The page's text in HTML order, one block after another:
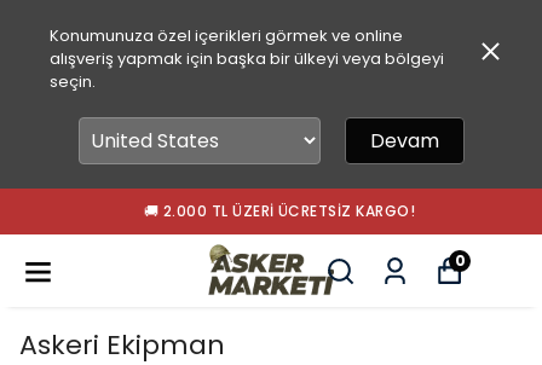
Konumunuza özel içerikleri görmek ve online
alışveriş yapmak için başka bir ülkeyi veya bölgeyi
seçin.
Devam
🚚 2.000 TL ÜZERI ÜCRETSIZ KARGO!
0
Askeri Ekipman